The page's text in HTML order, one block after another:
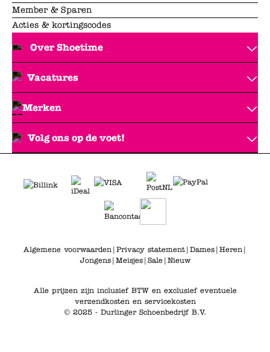
Member & Sparen
Acties & kortingscodes
Over Shoetime
Vacatures
Merken
Volg ons op de voet!
Algemene voorwaarden| Privacy statement| Dames| Heren|
Jongens| Meisjes| Sale| Nieuw
Alle prijzen zijn inclusief BTW en exclusief eventuele
verzendkosten en servicekosten
© 2025 - Durlinger Schoenbedrijf B.V.